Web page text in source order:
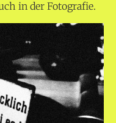
in der Fotografie.